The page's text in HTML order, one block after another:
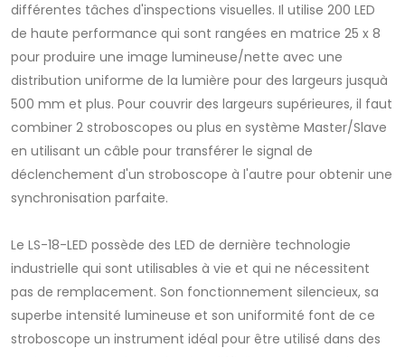
différentes tâches d'inspections visuelles. Il utilise 200 LED
de haute performance qui sont rangées en matrice 25 x 8
pour produire une image lumineuse/nette avec une
distribution uniforme de la lumière pour des largeurs jusquà
500 mm et plus. Pour couvrir des largeurs supérieures, il faut
combiner 2 stroboscopes ou plus en système Master/Slave
en utilisant un câble pour transférer le signal de
déclenchement d'un stroboscope à l'autre pour obtenir une
synchronisation parfaite.
Le LS-18-LED possède des LED de dernière technologie
industrielle qui sont utilisables à vie et qui ne nécessitent
pas de remplacement. Son fonctionnement silencieux, sa
superbe intensité lumineuse et son uniformité font de ce
stroboscope un instrument idéal pour être utilisé dans des